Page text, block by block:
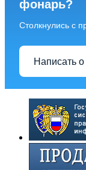
фонарь?
Столкнулись с
Написать